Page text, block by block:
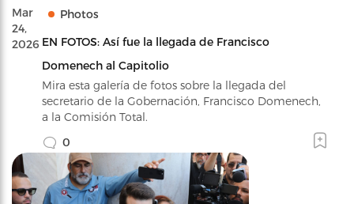
Mar
24,
2026
Photos
EN FOTOS: Así fue la llegada de Francisco
Domenech al Capitolio
Mira esta galería de fotos sobre la llegada del
secretario de la Gobernación, Francisco Domenech,
a la Comisión Total.
0